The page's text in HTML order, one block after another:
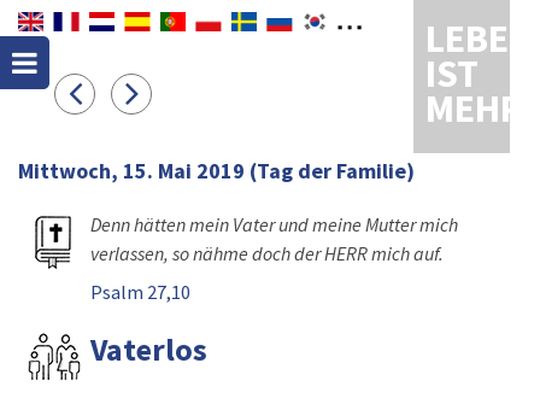
LEBEN
IST
MEHR
Mittwoch, 15. Mai 2019 (Tag der Familie)
Denn hätten mein Vater und meine Mutter mich
verlassen, so nähme doch der HERR mich auf.
Psalm 27,10
Vaterlos